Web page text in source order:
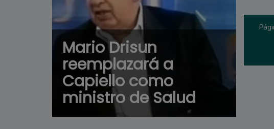
Mario Drisun
reemplazará a
Capiello como
ministro de Salud